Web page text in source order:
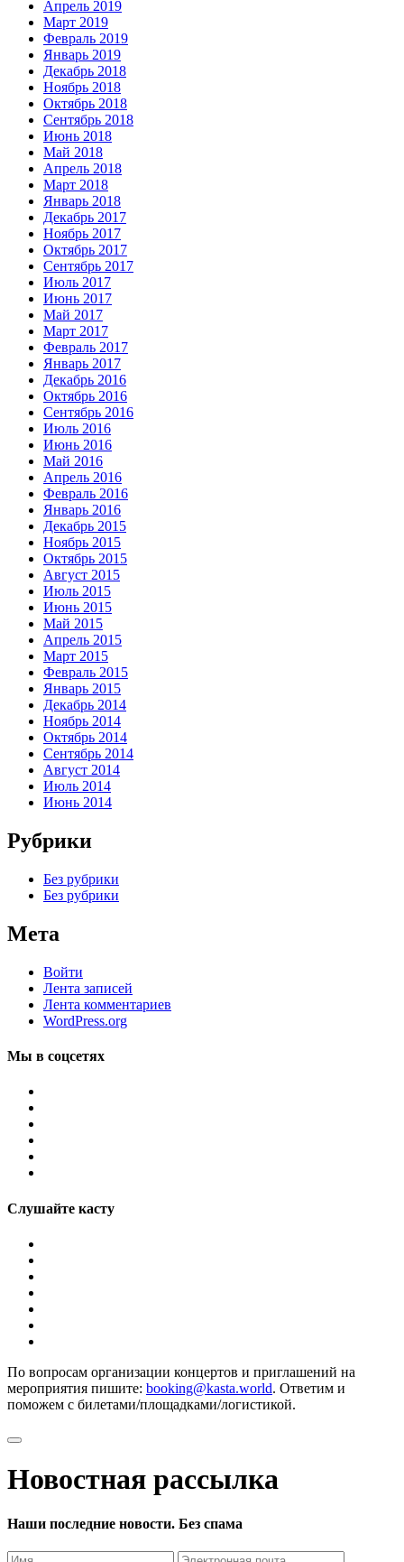
Апрель 2019
Март 2019
Февраль 2019
Январь 2019
Декабрь 2018
Ноябрь 2018
Октябрь 2018
Сентябрь 2018
Июнь 2018
Май 2018
Апрель 2018
Март 2018
Январь 2018
Декабрь 2017
Ноябрь 2017
Октябрь 2017
Сентябрь 2017
Июль 2017
Июнь 2017
Май 2017
Март 2017
Февраль 2017
Январь 2017
Декабрь 2016
Октябрь 2016
Сентябрь 2016
Июль 2016
Июнь 2016
Май 2016
Апрель 2016
Февраль 2016
Январь 2016
Декабрь 2015
Ноябрь 2015
Октябрь 2015
Август 2015
Июль 2015
Июнь 2015
Май 2015
Апрель 2015
Март 2015
Февраль 2015
Январь 2015
Декабрь 2014
Ноябрь 2014
Октябрь 2014
Сентябрь 2014
Август 2014
Июль 2014
Июнь 2014
Рубрики
Без рубрики
Без рубрики
Мета
Войти
Лента записей
Лента комментариев
WordPress.org
Мы в соцсетях
Слушайте касту
По вопросам организации концертов и приглашений на
мероприятия пишите: booking@kasta.world. Ответим и
поможем с билетами/площадками/логистикой.
Новостная рассылка
Наши последние новости. Без спама